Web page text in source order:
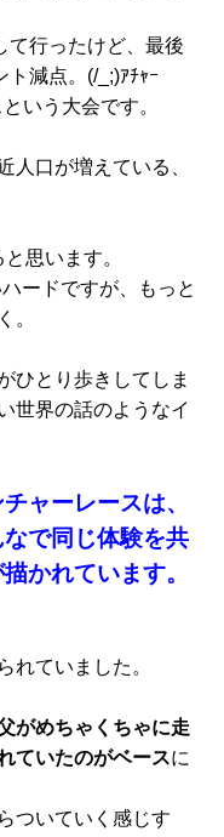
て行ったけど、最後
減点。(/_;)ｱﾁｬｰ
いう大会です。
人口が増えている、
思います。
ードですが、もっと
。
ひとり歩きしてしま
世界の話のようなイ
ャーレースは、
で同じ体験を共
かれています。
れていました。
がめちゃくちゃに走
ていたのがベースに
ついていく感じす